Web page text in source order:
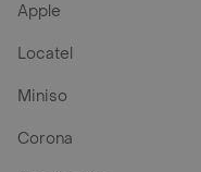
Apple
Locatel
Miniso
Corona